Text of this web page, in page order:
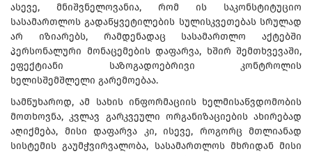
ასევე, მნიშვნელოვანია, რომ ის საკონსტიტუციო
სასამართლოს გადაწყვეტილების სულისკვეთებას სრულად
არ იზიარებს, რამდენადაც სასამართლო აქტებში
პერსონალური მონაცემების დაფარვა, ხშირ შემთხვევაში,
ეფექტიანი საზოგადოებრივი კონტროლის
ხელისშემშლელი გარემოებაა.
სამწუხაროდ, ამ სახის ინფორმაციის ხელმისაწვდომობის
მოთხოვნა, კვლავ გარკვეული ორგანიზაციების ახირებად
აღიქმება, მისი დაფარვა კი, ისევე, როგორც მთლიანად
სისტემის გაუმჭვირვალობა, სასამართლოს მხრიდან მისი